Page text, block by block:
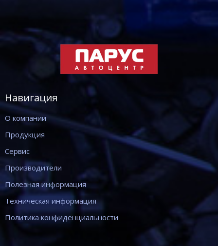
Навигация
О компании
Продукция
Сервис
Производители
Полезная информация
Техническая информация
Политика конфиденциальности